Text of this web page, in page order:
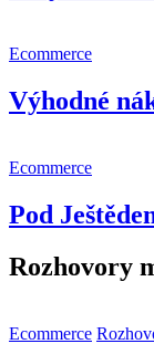
Ecommerce
Výhodné
Ecommerce
Pod
Rozhovory
Ecommerce